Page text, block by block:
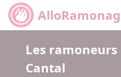
Les
Cantal